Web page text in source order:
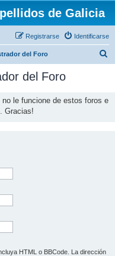
de Galicia
Identificarse
Registrarse
del Foro
del Foro
le funcione de estos foros e
Gracias!
HTML o BBCode. La dirección